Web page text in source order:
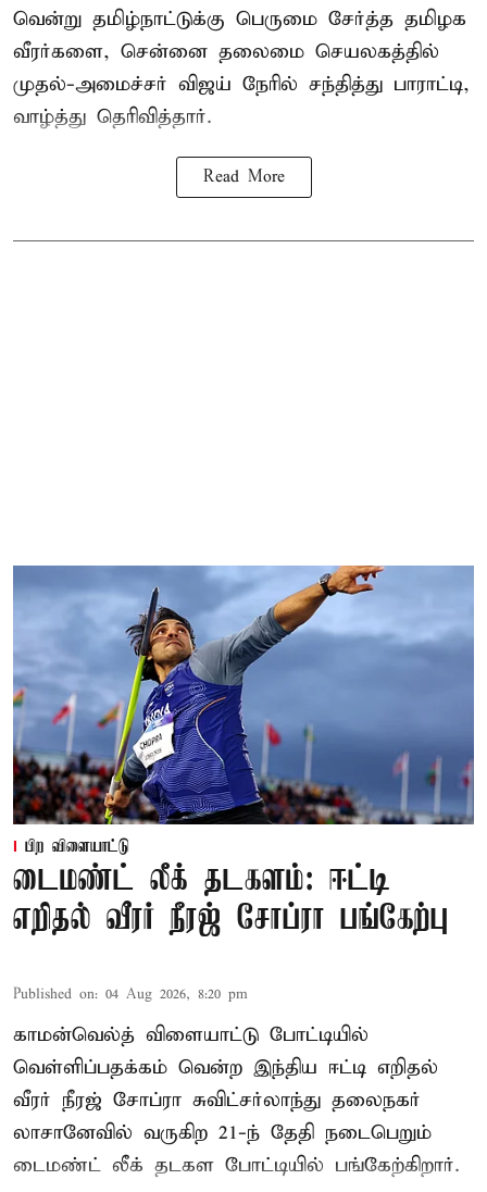
வென்று தமிழ்நாட்டுக்கு பெருமை சேர்த்த தமிழக
வீரர்களை, சென்னை தலைமை செயலகத்தில்
முதல்-அமைச்சர் விஜய் நேரில் சந்தித்து பாராட்டி,
வாழ்த்து தெரிவித்தார்.
Read More
பிற விளையாட்டு
டைமண்ட் லீக் தடகளம்: ஈட்டி
எறிதல் வீரர் நீரஜ் சோப்ரா பங்கேற்பு
Published on: 04 Aug 2026, 8:20 pm
காமன்வெல்த் விளையாட்டு போட்டியில்
வெள்ளிப்பதக்கம் வென்ற இந்திய ஈட்டி எறிதல்
வீரர் நீரஜ் சோப்ரா சுவிட்சர்லாந்து தலைநகர்
லாசானேவில் வருகிற 21-ந் தேதி நடைபெறும்
டைமண்ட் லீக் தடகள போட்டியில் பங்கேற்கிறார்.